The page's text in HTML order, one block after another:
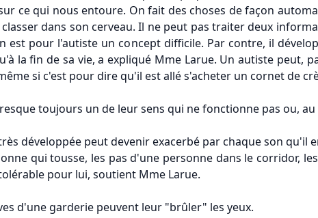
ce qui nous entoure. On fait des choses de façon
dans son cerveau. Il ne peut pas traiter deux
est pour l'autiste un concept difficile. Par contre, il
la fin de sa vie, a expliqué Mme Larue. Un autiste peut,
si c'est pour dire qu'il est allé s'acheter un cornet de
toujours un de leur sens qui ne fonctionne pas ou,
développée peut devenir exacerbé par chaque son qu'il
qui tousse, les pas d'une personne dans le corridor,
pour lui, soutient Mme Larue.
d'une garderie peuvent leur "brûler" les yeux.